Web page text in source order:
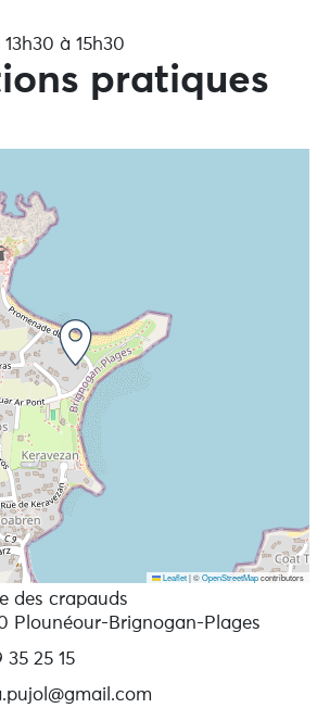
à 15h30
pratiques
Leaflet |©OpenStreetMapcontributors
des crapauds
Plounéour-Brignogan-Plages
35 25 15